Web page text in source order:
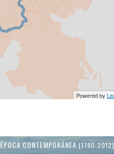
ÉPOCA CONTEMPORÁNEA [1790-2012]